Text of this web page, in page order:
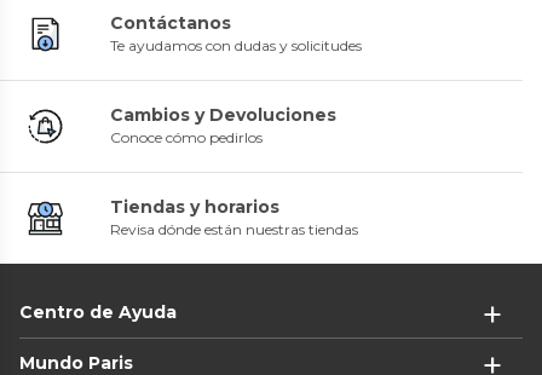
Contáctanos
Te ayudamos con dudas y solicitudes
Cambios y Devoluciones
Conoce cómo pedirlos
Tiendas y horarios
Revisa dónde están nuestras tiendas
Centro de Ayuda
Mundo Paris